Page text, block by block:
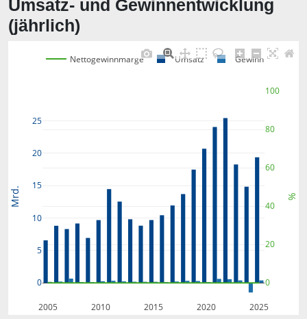
Umsatz- und Gewinnentwicklung
(jährlich)
2005 2010 2015 2020 2025
0
5
10
15
20
25
0
20
40
60
80
100
Nettogewinnmarge Umsatz Gewinn
Mrd. %